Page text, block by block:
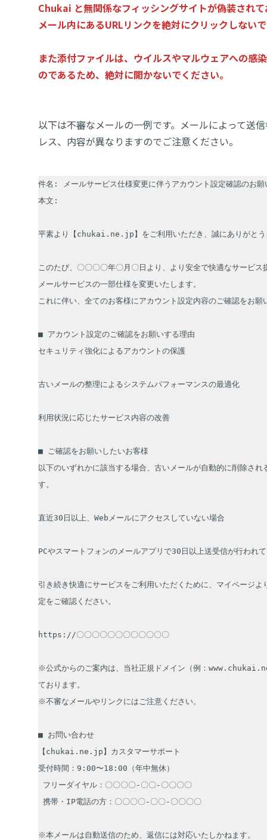
Chukai と無関係なフィッシングサイトが偽装され
メール内にあるURLリンクを絶対にクリックしない
また添付ファイルは、ウイルスやマルウェアへの感
のであるため、絶対に開かないでください。
以下は不審なメールの一例です。メールによって送
レス、内容が異なりますのでご注意ください。
件名: メールサービス仕様変更に伴うアカウント設定確認のお願
本文:
平素より【chukai.ne.jp】をご利用いただき、誠にありがとう
このたび、〇〇〇〇年〇月〇日より、より安全で快適なサービス
メールサービスの一部仕様を変更いたします。
これに伴い、全てのお客様にアカウント設定内容のご確認をお願
■ アカウント設定のご確認をお願いする理由
セキュリティ強化によるアカウントの保護
古いメールの整理によるシステムパフォーマンスの最適化
利用状況に応じたサービス内容の改善
■ ご確認をお願いしたいお客様
以下のいずれかに該当する場合、古いメールが自動的に削除され
す。
直近30日以上、Webメールにアクセスしていない場合
PCやスマートフォンのメールアプリで30日以上送受信が行われ
引き続き快適にサービスをご利用いただくために、マイページよ
定をご確認ください。
https://〇〇〇〇〇〇〇〇〇〇〇〇
※公式からのご案内は、当社正規ドメイン（例：
ております。
※不審なメールやリンクにはご注意ください。
■ お問い合わせ
【chukai.ne.jp】カスタマーサポート
受付時間：9:00〜18:00（年中無休）
※本メールは自動送信のため、返信には対応いたしかねます。